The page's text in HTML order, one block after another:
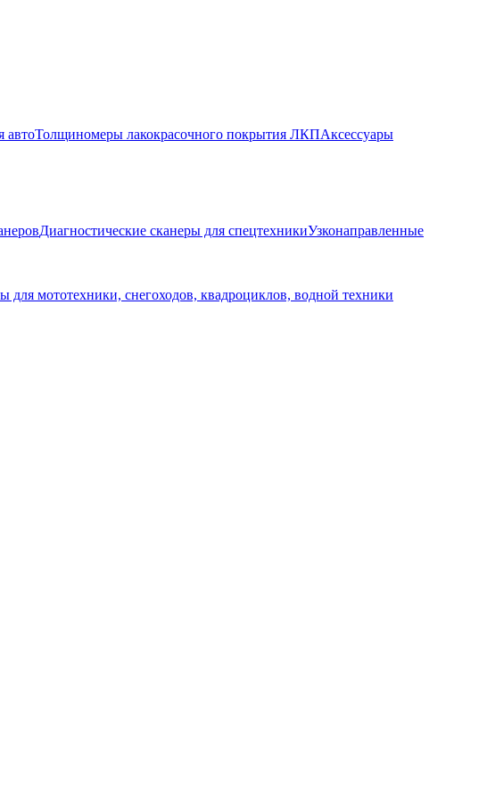
автоТолщиномеры лакокрасочного покрытия ЛКПАксессуары
Диагностические сканеры для спецтехникиУзконаправленные
для мототехники, снегоходов, квадроциклов, водной техники